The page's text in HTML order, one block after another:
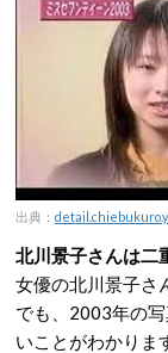
出典：
北川景子さんは二
女優の北川景子さ
でも、2003年の
いことがわかりま